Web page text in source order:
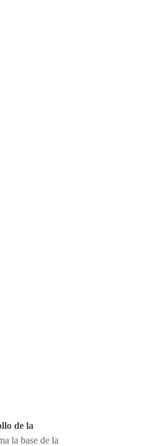
de la
la base de la